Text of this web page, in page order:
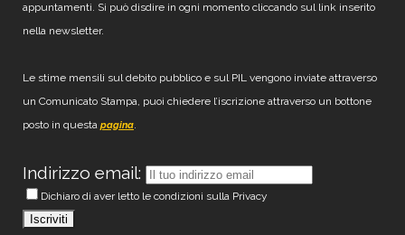
appuntamenti. Si può disdire in ogni momento cliccando sul link inserito
nella newsletter.
Le stime mensili sul debito pubblico e sul PIL vengono inviate attraverso
un Comunicato Stampa, puoi chiedere l’iscrizione attraverso un bottone
posto in questa pagina.
Indirizzo email:
Dichiaro di aver letto le condizioni sulla Privacy